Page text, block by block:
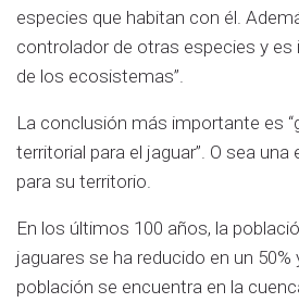
especies que habitan con él.
controlador de otras especies y es
de los ecosistemas”.
La conclusión más importante es
territorial para el jaguar”. O sea una
para su territorio.
En los últimos 100 años, la
jaguares se ha reducido en un 50%
población se encuentra en la